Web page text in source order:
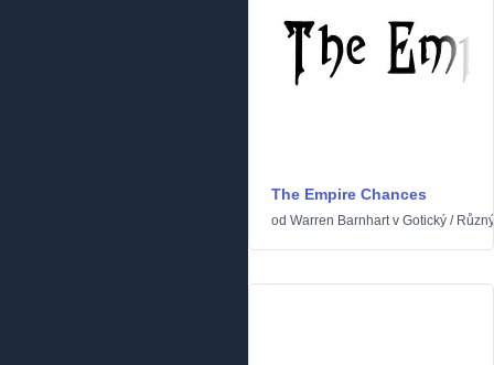
The Empire Chances
od Warren Barnhartv Gotický / Různý